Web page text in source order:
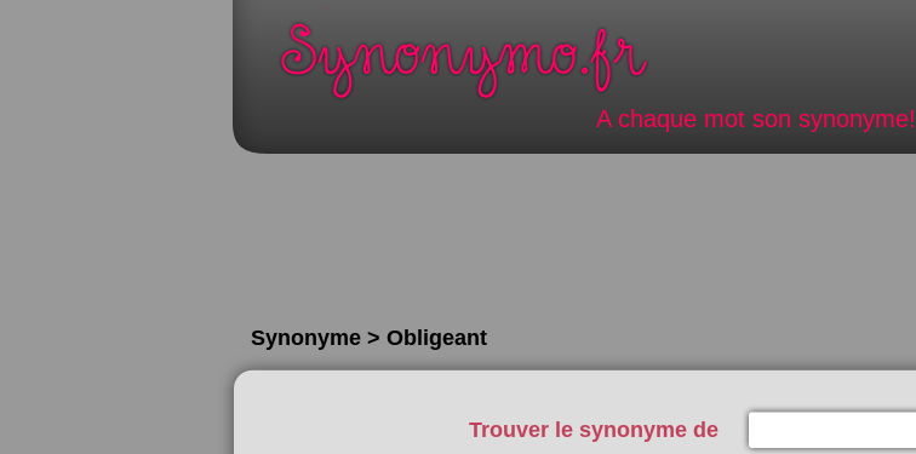
A chaque mot son synonyme!
Synonyme > Obligeant
Trouver le synonyme de